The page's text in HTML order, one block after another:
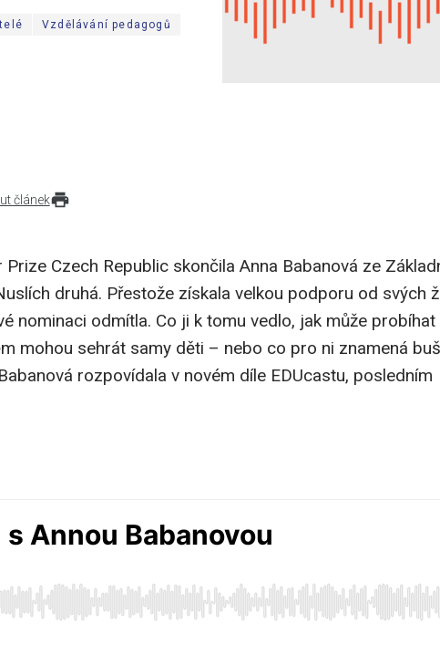
Vzdělávání pedagogů
článek
Czech Republic skončila Anna Babanová ze
druhá. Přestože získala velkou podporu od svých
nominaci odmítla. Co ji k tomu vedlo, jak může probíhat
mohou sehrát samy děti – nebo co pro ni znamená
rozpovídala v novém díle EDUcastu, posledním